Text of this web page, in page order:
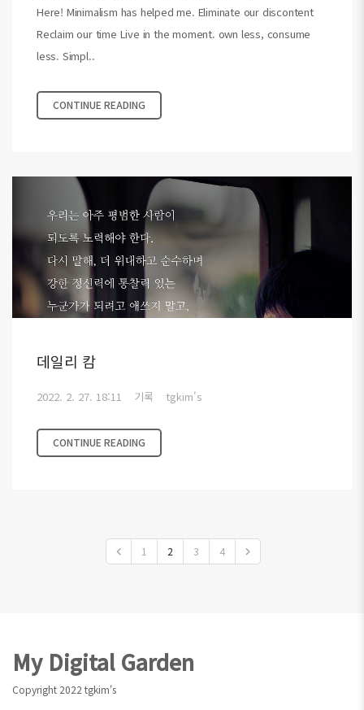
Here! Minimalism has helped me. Eliminate our discontent
Reclaim our time Live in the moment. own less, consume
less. Simpl..
CONTINUE READING
데일리 캄
2022. 2. 27. 18:11 기록 tgkim's
CONTINUE READING
1 2 3 4
Footer
My Digital Garden
Copyright 2022 tgkim's